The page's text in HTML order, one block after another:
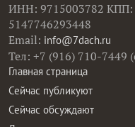
ИНН: 9715003782
5147746293448
Email: info@7dach.ru
Тел: +7 (916) 710-7449
Главная страница
Сейчас публикуют
Сейчас обсуждают